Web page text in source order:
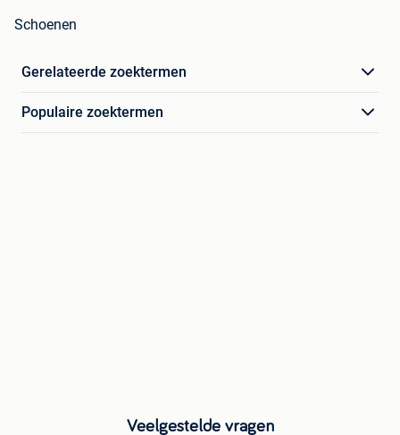
Schoenen
Gerelateerde zoektermen
Populaire zoektermen
Veelgestelde vragen